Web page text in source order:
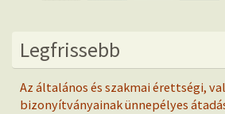
Legfrissebb
Az általános és szakmai érettségi,
bizonyítványainak ünnepélyes